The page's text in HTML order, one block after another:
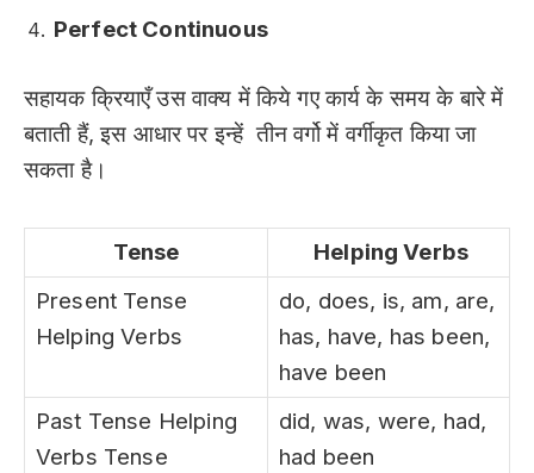
Perfect Continuous
सहायक क्रियाएँ उस वाक्य में किये गए कार्य के समय के बारे में
बताती हैं, इस आधार पर इन्हें तीन वर्गो में वर्गीकृत किया जा
सकता है।
Tense
Helping Verbs
Present Tense
Helping Verbs
do, does, is, am, are,
has, have, has been,
have been
Past Tense Helping
Verbs Tense
did, was, were, had,
had been